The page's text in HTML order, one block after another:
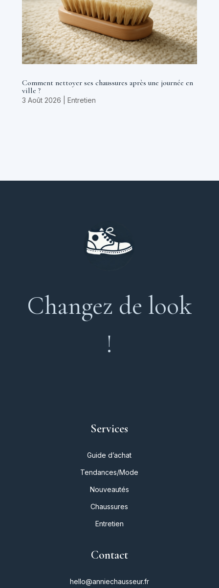
Comment nettoyer ses chaussures après une journée en
ville ?
3 Août 2026 Entretien
Changez de look
!
Services
Guide d’achat
Tendances/Mode
Nouveautés
Chaussures
Entretien
Contact
hello@anniechausseur.fr